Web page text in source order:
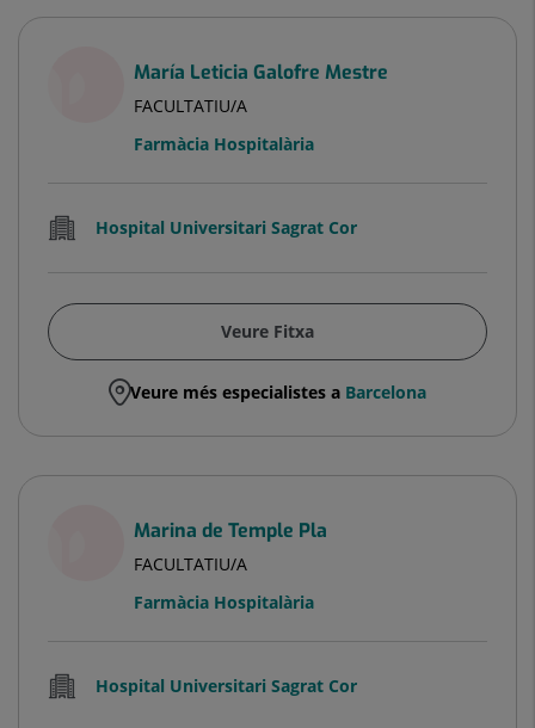
María Leticia Galofre Mestre
FACULTATIU/A
Farmàcia Hospitalària
Hospital Universitari Sagrat Cor
Veure Fitxa
Veure més especialistes a Barcelona
Marina de Temple Pla
FACULTATIU/A
Farmàcia Hospitalària
Hospital Universitari Sagrat Cor